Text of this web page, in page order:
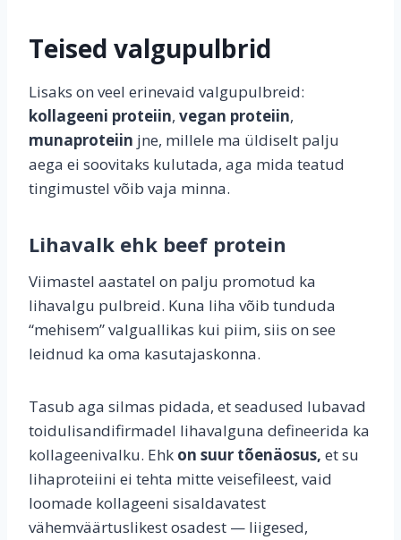
Teised valgupulbrid
Lisaks on veel erinevaid valgupulbreid:
kollageeni proteiin, vegan proteiin,
munaproteiin jne, millele ma üldiselt palju
aega ei soovitaks kulutada, aga mida teatud
tingimustel võib vaja minna.
Lihavalk ehk beef protein
Viimastel aastatel on palju promotud ka
lihavalgu pulbreid. Kuna liha võib tunduda
“mehisem” valguallikas kui piim, siis on see
leidnud ka oma kasutajaskonna.
Tasub aga silmas pidada, et seadused lubavad
toidulisandifirmadel lihavalguna defineerida ka
kollageenivalku. Ehk on suur tõenäosus, et su
lihaproteiini ei tehta mitte veisefileest, vaid
loomade kollageeni sisaldavatest
vähemväärtuslikest osadest — liigesed,